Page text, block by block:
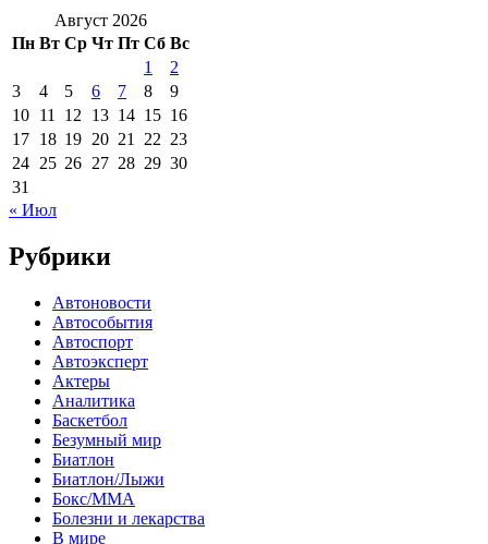
Август 2026
Пн Вт Ср Чт Пт Сб Вс
1
2
3
4 5 6 7 8
9
10 11 12 13 14 15 16
17 18 19 20 21 22 23
24 25 26 27 28 29 30
31
« Июл
Рубрики
Автоновости
Автособытия
Автоспорт
Автоэксперт
Актеры
Аналитика
Баскетбол
Безумный мир
Биатлон
Биатлон/Лыжи
Бокс/MMA
Болезни и лекарства
В мире